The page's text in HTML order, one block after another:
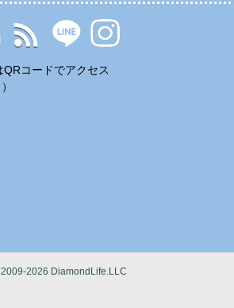
コードでアクセス
2026 DiamondLife.LLC